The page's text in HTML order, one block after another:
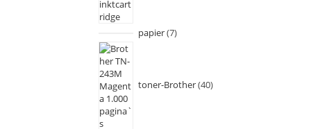
papier 7
toner-Brother 40